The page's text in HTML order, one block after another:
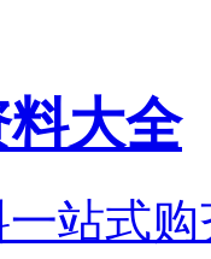
大全
站式购